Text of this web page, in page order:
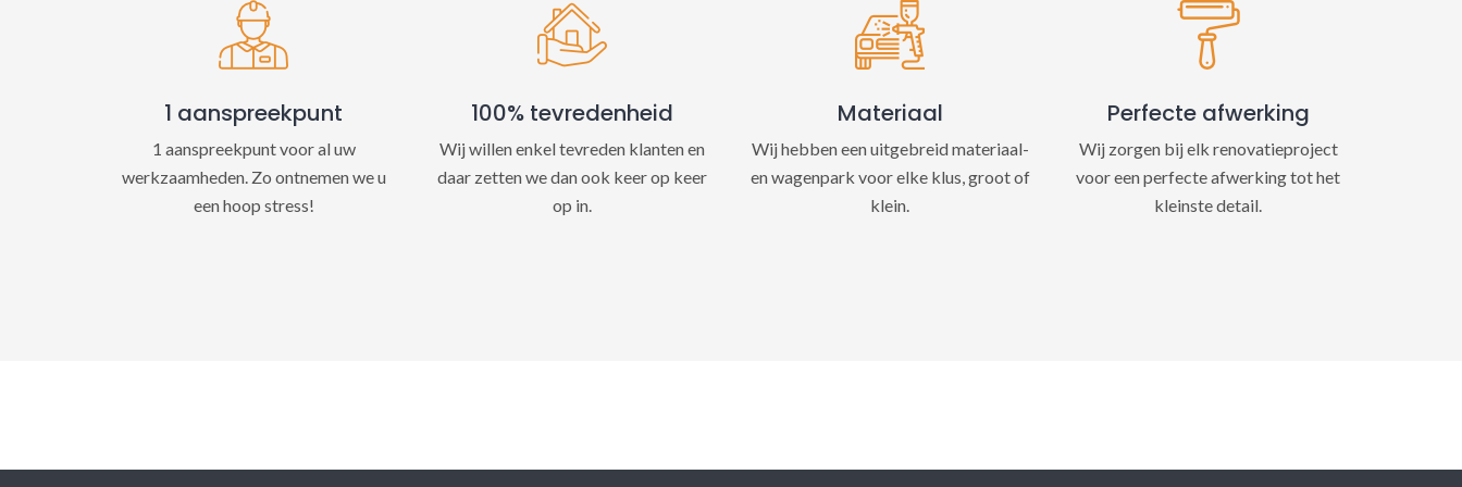
1 aanspreekpunt
1 aanspreekpunt voor al uw
werkzaamheden. Zo ontnemen we u
een hoop stress!
100% tevredenheid
Wij willen enkel tevreden klanten en
daar zetten we dan ook keer op keer
op in.
Materiaal
Wij hebben een uitgebreid materiaal-
en wagenpark voor elke klus, groot of
klein.
Perfecte afwerking
Wij zorgen bij elk renovatieproject
voor een perfecte afwerking tot het
kleinste detail.